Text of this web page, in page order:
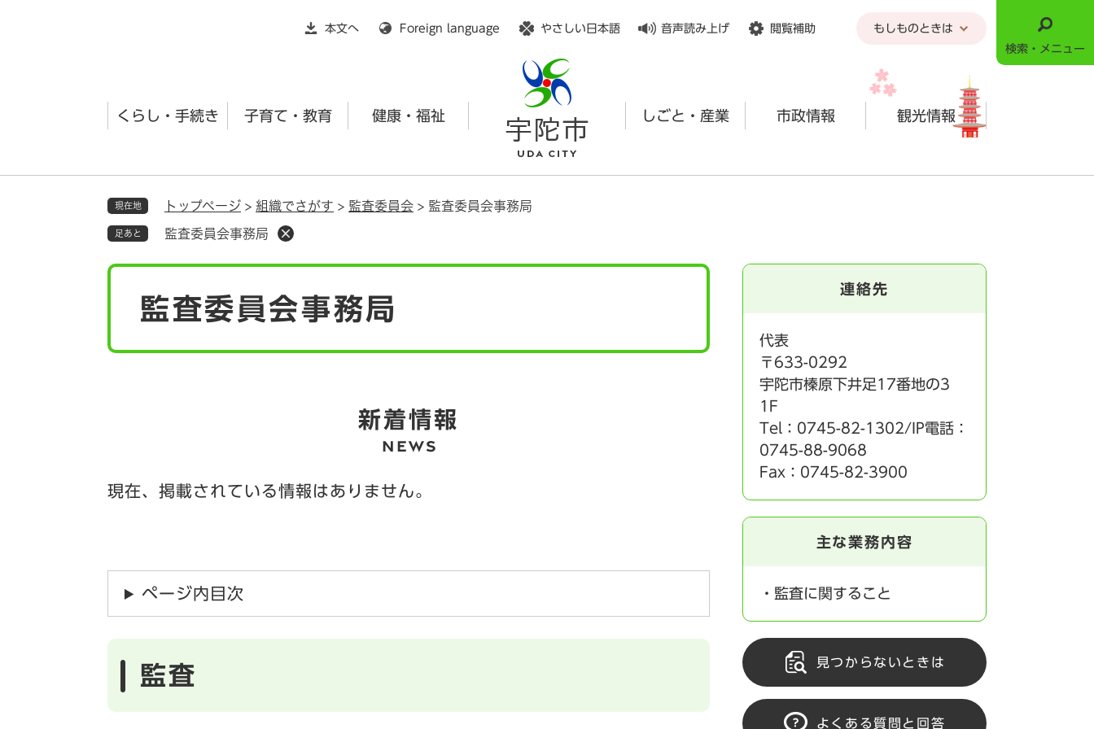
本文へ
Foreign language やさしい日本語 音声読み上げ 閲覧補助 もしものときは
くらし・手続き 子育て・教育 健康・福祉 しごと・産業 市政情報 観光情報
検索・メニュー
現在地 トップページ > 組織でさがす > 監査委員会 > 監査委員会事務局
足あと 監査委員会事務局
監査委員会事務局
新着情報
現在、掲載されている情報はありません。
ページ内目次
監査
連絡先
代表
〒633-0292
宇陀市榛原下井足17番地の3
1F
Tel：0745-82-1302/IP電話：
0745-88-9068
Fax：0745-82-3900
主な業務内容
・監査に関すること
見つからないときは
よくある質問と回答